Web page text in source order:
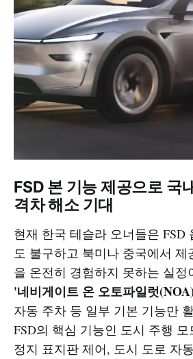
FSD 본 기능 제공으로 국
격차 해소 기대
현재 한국 테슬라 오너들은 FSD
도 불구하고 북미나 중국에서 제
을 온전히 경험하지 못하는 실정
'네비게이트 온 오토파일럿
자동 주차 등 일부 기본 기능만
FSD의 핵심 기능인 도시 주행
정지 표지판 제어, 도시 도로 자